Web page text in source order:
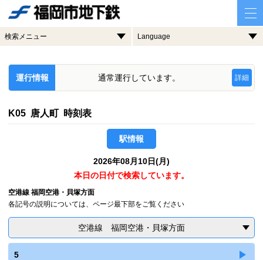
検索メニュー Language
運行情報 通常運行しています。 詳細
K05 唐人町 時刻表
駅情報
2026年08月10日(月)
本日の日付で検索しています。
空港線 福岡空港・貝塚方面
各記号の説明については、ページ最下部をご覧ください
空港線 福岡空港・貝塚方面
5